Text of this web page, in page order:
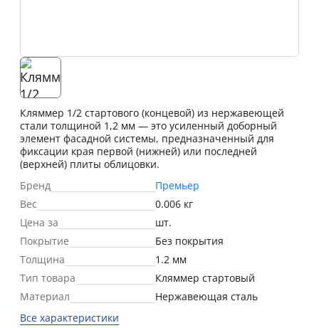
Кляммер 1/2 стартового (концевой) из нержавеющей
стали толщиной 1,2 мм — это усиленный доборный
элемент фасадной системы, предназначенный для
фиксации края первой (нижней) или последней
(верхней) плиты облицовки.
Бренд
Премьер
Вес
0.006 кг
Цена за
шт.
Покрытие
Без покрытия
Толщина
1.2 мм
Тип товара
Кляммер стартовый
Материал
Нержавеющая сталь
Все характеристики